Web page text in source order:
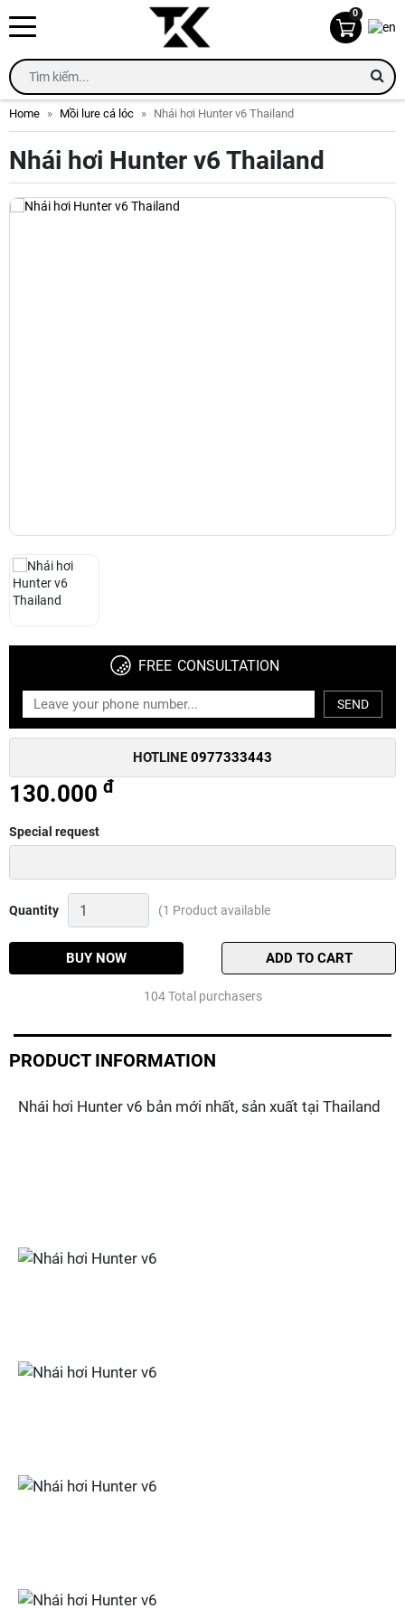
0
Home Mồi lure cá lóc Nhái hơi Hunter v6 Thailand
Nhái hơi Hunter v6 Thailand
FREE CONSULTATION
SEND
HOTLINE 0977333443
130.000 đ
Special request
Quantity
Nhái
hơi
v6
(1 Product available
BUY NOW ADD TO CART
104 Total purchasers
PRODUCT INFORMATION
Nhái hơi Hunter v6 bản mới nhất, sản xuất tại Thailand